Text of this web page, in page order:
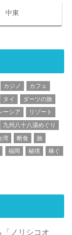
中東
カジノ
カフェ
タイ
ダーツの旅
ーシア
リゾート
九州八十八湯めぐり
湾 断食
旅
福岡 秘境
稼ぐ
ノリシコオ